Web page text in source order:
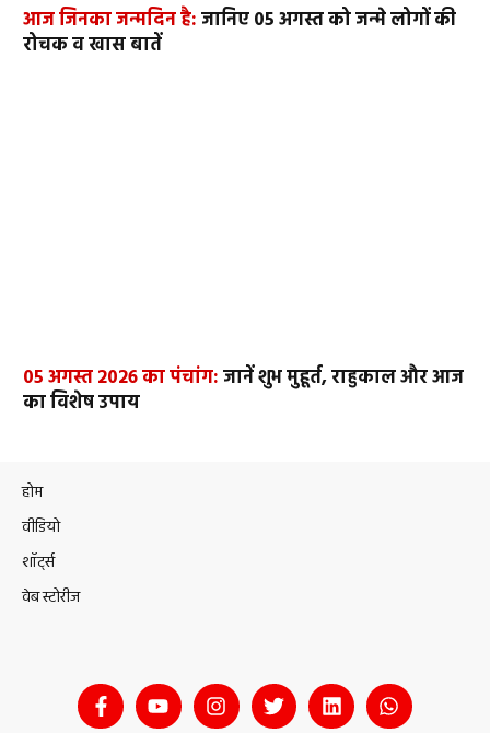
आज जिनका जन्मदिन है:जानिए 05 अगस्त को जन्मे लोगों की
रोचक व खास बातें
05 अगस्त 2026 का पंचांग:जानें शुभ मुहूर्त, राहुकाल और आज
का विशेष उपाय
होम
वीडियो
शॉर्ट्स
वेब स्टोरीज